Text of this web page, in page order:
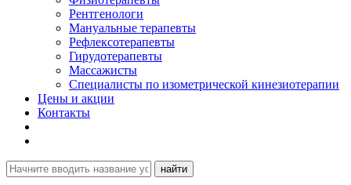
Рентгенологи
Мануальные терапевты
Рефлексотерапевты
Гирудотерапевты
Массажисты
Специалисты по изометрической кинезиотерапии
Цены и акции
Контакты
найти